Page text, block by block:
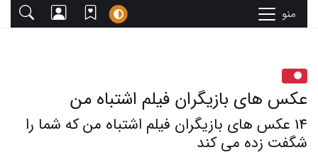
منو
عکس های بازیگران فیلم اشتباه من
14 عکس های بازیگران فیلم اشتباه من که شما را
شگفت زده می کند